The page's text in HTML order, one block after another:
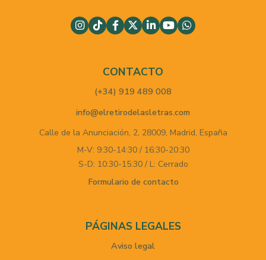
CONTACTO
(+34) 919 489 008
info@elretirodelasletras.com
Calle de la Anunciación, 2, 28009, Madrid, España
M-V: 9:30-14:30 / 16:30-20:30
S-D: 10:30-15:30 / L: Cerrado
Formulario de contacto
PÁGINAS LEGALES
Aviso legal